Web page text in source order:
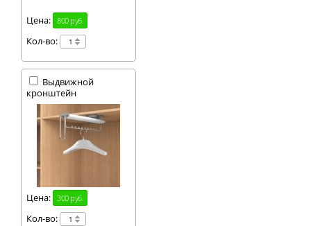
Цена: 800 руб.
Кол-во:
Выдвижной
кронштейн
Цена: 300 руб.
Кол-во: